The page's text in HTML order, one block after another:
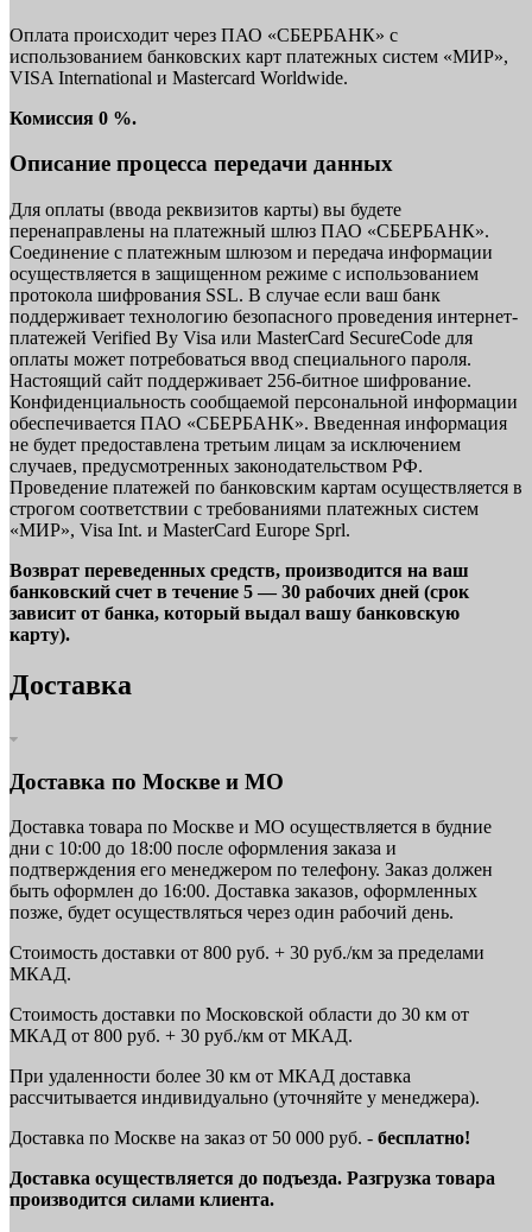
Оплата происходит через ПАО «СБЕРБАНК» с
использованием банковских карт платежных систем «МИР»,
VISA International и Mastercard Worldwide.
Комиссия 0 %.
Описание процесса передачи данных
Для оплаты (ввода реквизитов карты) вы будете
перенаправлены на платежный шлюз ПАО «СБЕРБАНК».
Соединение с платежным шлюзом и передача информации
осуществляется в защищенном режиме с использованием
протокола шифрования SSL. В случае если ваш банк
поддерживает технологию безопасного проведения интернет-
платежей Verified By Visa или MasterCard SecureCode для
оплаты может потребоваться ввод специального пароля.
Настоящий сайт поддерживает 256-битное шифрование.
Конфиденциальность сообщаемой персональной информации
обеспечивается ПАО «СБЕРБАНК». Введенная информация
не будет предоставлена третьим лицам за исключением
случаев, предусмотренных законодательством РФ.
Проведение платежей по банковским картам осуществляется в
строгом соответствии с требованиями платежных систем
«МИР», Visa Int. и MasterCard Europe Sprl.
Возврат переведенных средств, производится на ваш
банковский счет в течение 5 — 30 рабочих дней (срок
зависит от банка, который выдал вашу банковскую
карту).
Доставка
Доставка по Москве и МО
Доставка товара по Москве и МО осуществляется в будние
дни с 10:00 до 18:00 после оформления заказа и
подтверждения его менеджером по телефону. Заказ должен
быть оформлен до 16:00. Доставка заказов, оформленных
позже, будет осуществляться через один рабочий день.
Стоимость доставки от 800 руб. + 30 руб./км за пределами
МКАД.
Стоимость доставки по Московской области до 30 км от
МКАД от 800 руб. + 30 руб./км от МКАД.
При удаленности более 30 км от МКАД доставка
рассчитывается индивидуально (уточняйте у менеджера).
Доставка по Москве на заказ от 50 000 руб. - бесплатно!
Доставка осуществляется до подъезда. Разгрузка товара
производится силами клиента.